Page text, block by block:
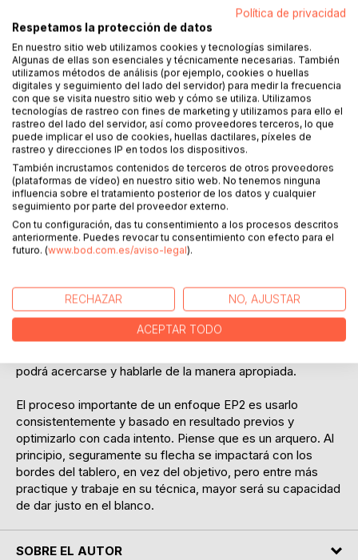
Añadir a lista de deseo
Haz una reseña
DESCRIPCIÓN
Dependiendo de su objetivo, tendrá más de un cliente o
grupo, y quizá, incluso multiples grupo dentro de un grupo.
Por ejemplo, es posible que desee ganar como clientes a
aquellos con cargos más altos.
Su tarea ahora deberá ser aprender a definir cada objetivo
y cada audiencia a la que quiera presentarle su EP2. Su
podrá acercarse y hablarle de la manera apropiada.
El proceso importante de un enfoque EP2 es usarlo
consistentemente y basado en resultado previos y
optimizarlo con cada intento. Piense que es un arquero. Al
principio, seguramente su flecha se impactará con los
bordes del tablero, en vez del objetivo, pero entre más
practique y trabaje en su técnica, mayor será su capacidad
de dar justo en el blanco.
SOBRE EL AUTOR
Política de privacidad
Respetamos la protección de datos
En nuestro sitio web utilizamos cookies y tecnologías similares.
Algunas de ellas son esenciales y técnicamente necesarias. También
utilizamos métodos de análisis (por ejemplo, cookies o huellas
digitales y seguimiento del lado del servidor) para medir la frecuencia
con que se visita nuestro sitio web y cómo se utiliza. Utilizamos
tecnologías de rastreo con fines de marketing y utilizamos para ello el
rastreo del lado del servidor, así como proveedores terceros, lo que
puede implicar el uso de cookies, huellas dactilares, píxeles de
rastreo y direcciones IP en todos los dispositivos.
También incrustamos contenidos de terceros de otros proveedores
(plataformas de vídeo) en nuestro sitio web. No tenemos ninguna
influencia sobre el tratamiento posterior de los datos y cualquier
seguimiento por parte del proveedor externo.
Con tu configuración, das tu consentimiento a los procesos descritos
anteriormente. Puedes revocar tu consentimiento con efecto para el
futuro. (www.bod.com.es/aviso-legal).
RECHAZAR NO, AJUSTAR
ACEPTAR TODO